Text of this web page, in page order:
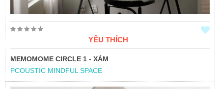
YÊU THÍCH
MEMOMOME CIRCLE 1 - XÁM
PCOUSTIC MINDFUL SPACE